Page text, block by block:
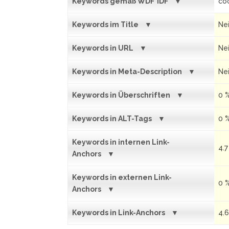
Keywords im Title
Keywords in URL
Keywords in Meta-Description
Keywords in Überschriften 0
Keywords in ALT-Tags 0
Keywords in internen Link-
Anchors
4.7
Keywords in externen Link-
Anchors
0
Keywords in Link-Anchors